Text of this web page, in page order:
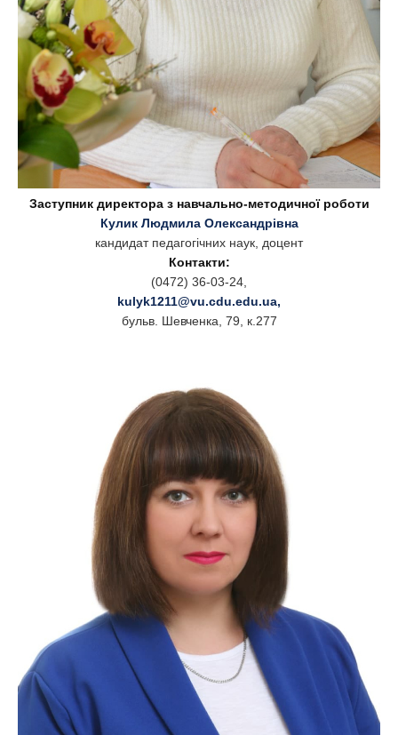
Заступник директора з навчально-методичної роботи
Кулик Людмила Олександрівна
кандидат педагогічних наук, доцент
Контакти:
(0472) 36-03-24,
kulyk1211@vu.cdu.edu.ua,
бульв. Шевченка, 79, к.277